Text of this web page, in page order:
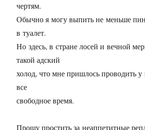
чертям.
Обычно я могу выпить не меньше
в туалет.
Но здесь, в стране лосей и вечной
такой адский
холод, что мне пришлось проводить у
все
свободное время.
Прошу простить за неаппетитные